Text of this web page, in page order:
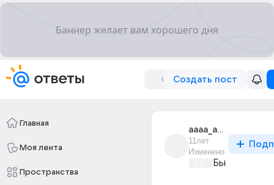
Создать пост
Главная
Моя лента
Пространства
aaaa_aaaaaaaaa_61
11лет
Изменено
Бьютилэнд